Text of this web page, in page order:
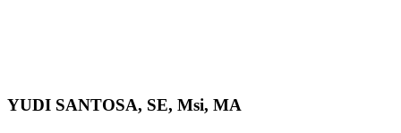
YUDI SANTOSA, SE, Msi, MA